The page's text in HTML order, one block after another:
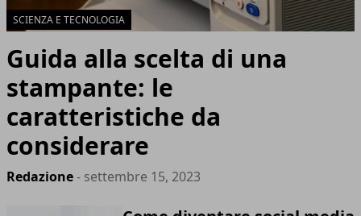
SCIENZA E TECNOLOGIA
Guida alla scelta di una
stampante: le
caratteristiche da
considerare
Redazione- settembre 15, 2023